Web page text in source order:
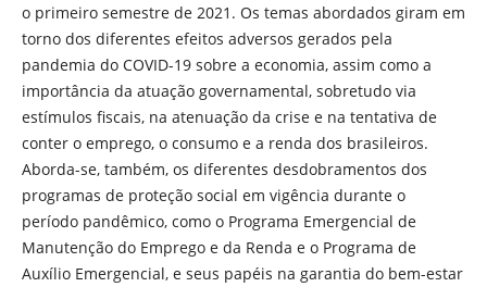
o primeiro semestre de 2021. Os temas abordados giram em
torno dos diferentes efeitos adversos gerados pela
pandemia do COVID-19 sobre a economia, assim como a
importância da atuação governamental, sobretudo via
estímulos fiscais, na atenuação da crise e na tentativa de
conter o emprego, o consumo e a renda dos brasileiros.
Aborda-se, também, os diferentes desdobramentos dos
programas de proteção social em vigência durante o
período pandêmico, como o Programa Emergencial de
Manutenção do Emprego e da Renda e o Programa de
Auxílio Emergencial, e seus papéis na garantia do bem-estar